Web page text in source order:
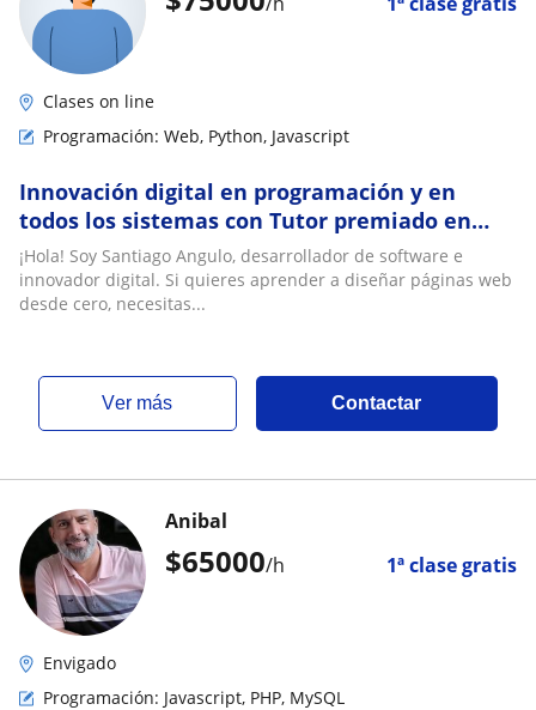
Clases on line
Programación: Web, Python, Javascript
Innovación digital en programación y en
todos los sistemas con Tutor premiado en
Innovación digital
¡Hola! Soy Santiago Angulo, desarrollador de software e
innovador digital. Si quieres aprender a diseñar páginas web
desde cero, necesitas...
ver más Contactar
$65000/h 1ª clase gratis
Anibal
Envigado
Programación: Javascript, PHP, MySQL